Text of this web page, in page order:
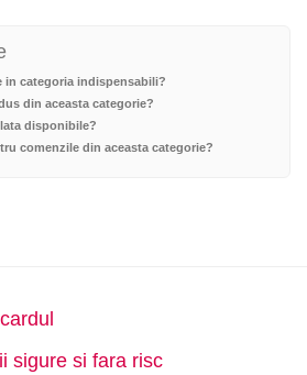
in categoria indispensabili?
din aceasta categorie?
disponibile?
comenzile din aceasta categorie?
sigure si fara risc